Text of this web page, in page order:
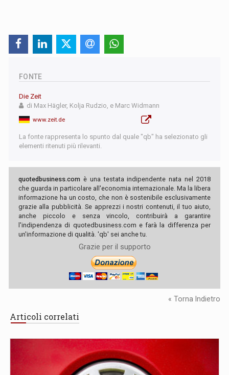
FONTE
Die Zeit
di Max Hägler, Kolja Rudzio, e Marc Widmann
www.zeit.de
La fonte rappresenta lo spunto dal quale "qb" ha selezionato gli
elementi ritenuti più rilevanti.
quotedbusiness.com è una testata indipendente nata nel 2018
che guarda in particolare all'economia internazionale. Ma la libera
informazione ha un costo, che non è sostenibile esclusivamente
grazie alla pubblicità. Se apprezzi i nostri contenuti, il tuo aiuto,
anche piccolo e senza vincolo, contribuirà a garantire
l'indipendenza di quotedbusiness.com e farà la differenza per
un'informazione di qualità. 'qb' sei anche tu.
Grazie per il supporto
« Torna Indietro
Articoli correlati